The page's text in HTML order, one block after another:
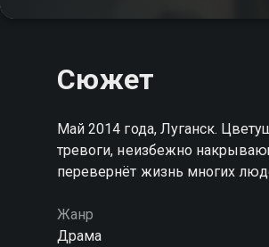
Сюжет
Май 2014 года, Луганск.
тревоги, неизбежно
перевернёт жизнь многих
Жанр
Драма